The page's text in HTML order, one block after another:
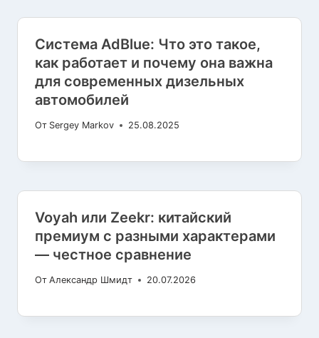
Система AdBlue: Что это такое,
как работает и почему она важна
для современных дизельных
автомобилей
От Sergey Markov 25.08.2025
Voyah или Zeekr: китайский
премиум с разными характерами
— честное сравнение
От Александр Шмидт 20.07.2026